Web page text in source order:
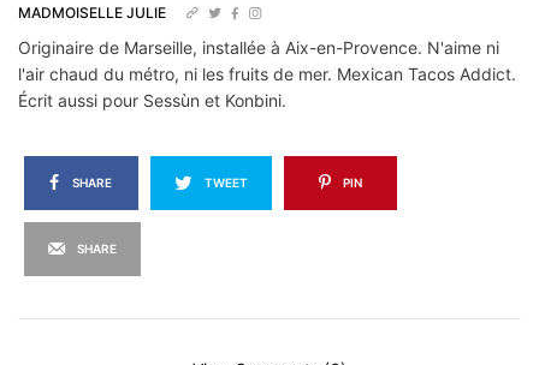
MADMOISELLE JULIE
Originaire de Marseille, installée à Aix-en-Provence. N'aime ni
l'air chaud du métro, ni les fruits de mer. Mexican Tacos Addict.
Écrit aussi pour Sessùn et Konbini.
SHARE TWEET PIN
SHARE